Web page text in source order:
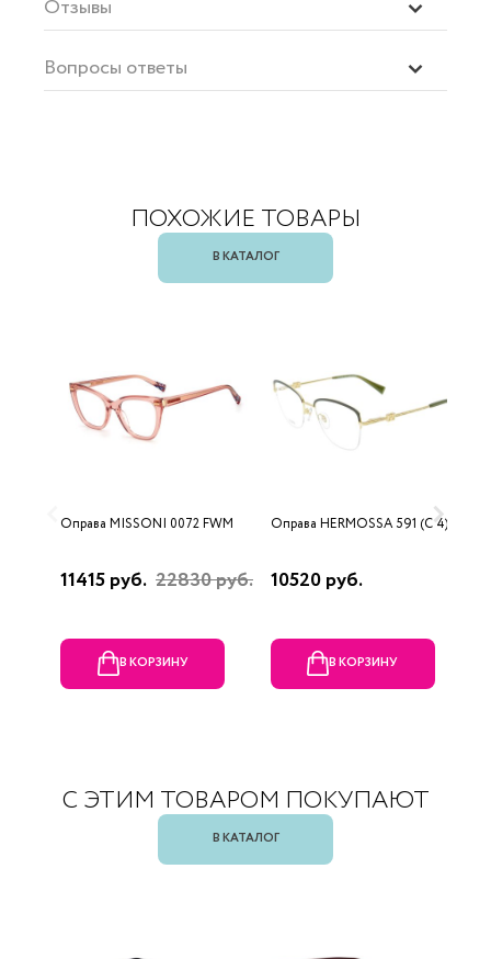
Отзывы
Вопросы ответы
ПОХОЖИЕ ТОВАРЫ
В КАТАЛОГ
Оправа MISSONI 0072 FWM
11415 руб. 22830 руб.
В КОРЗИНУ
Оправа HERMOSSA 591 (C 4)
10520 руб.
В КОРЗИНУ
С ЭТИМ ТОВАРОМ ПОКУПАЮТ
В КАТАЛОГ